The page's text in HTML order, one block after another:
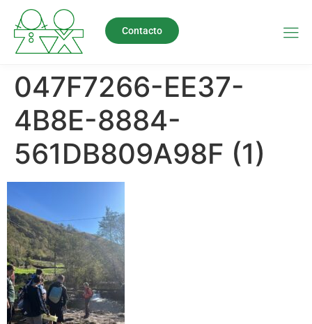
Contacto
047F7266-EE37-
4B8E-8884-
561DB809A98F (1)